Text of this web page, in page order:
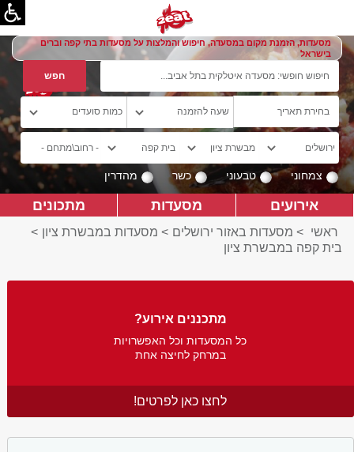
מסעדות, הזמנת מקום במסעדה, חיפוש והמלצות על מסעדות בתי קפה וברים
בישראל
צמחוני טבעוני כשר מהדרין
אירועים מסעדות מתכונים
ראשי > מסעדות באזור ירושלים > מסעדות במבשרת ציון >
בית קפה במבשרת ציון
מתכננים אירוע?
כל המסעדות וכל האפשרויות
במרחק לחיצה אחת
לחצו כאן לפרטים!